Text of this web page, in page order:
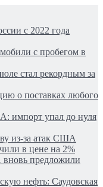
с 2022 года
с пробегом в
стал рекордным за
о поставках любого
импорт упал до нуля
из-за атак США
в цене на 2%
предложили
нефть: Саудовская